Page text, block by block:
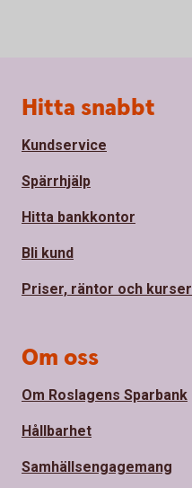
Sidfot
Hitta snabbt
Kundservice
Spärrhjälp
Hitta bankkontor
Bli kund
Priser, räntor och kurser
Om oss
Om Roslagens Sparbank
Hållbarhet
Samhällsengagemang